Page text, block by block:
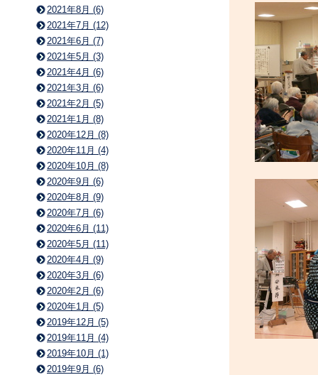
2021年8月 (6)
2021年7月 (12)
2021年6月 (7)
2021年5月 (3)
2021年4月 (6)
2021年3月 (6)
2021年2月 (5)
2021年1月 (8)
2020年12月 (8)
2020年11月 (4)
2020年10月 (8)
2020年9月 (6)
2020年8月 (9)
2020年7月 (6)
2020年6月 (11)
2020年5月 (11)
2020年4月 (9)
2020年3月 (6)
2020年2月 (6)
2020年1月 (5)
2019年12月 (5)
2019年11月 (4)
2019年10月 (1)
2019年9月 (6)